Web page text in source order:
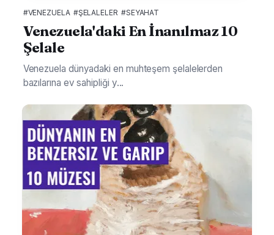
#VENEZUELA #ŞELALELER #SEYAHAT
Venezuela'daki En İnanılmaz 10
Şelale
Venezuela dünyadaki en muhteşem şelalelerden
bazılarına ev sahipliği y...